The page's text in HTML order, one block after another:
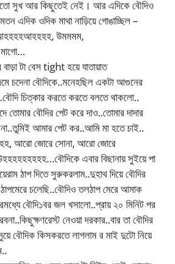
সুখ আর কিছুতেই নেই। আর এদিকে বৌদিও
এদিক ওদিক মাথা নাড়িয়ে গোঙাচ্ছিল –
উমমমম,
টা বেস tight হয়ে যাতায়াত
চদেনা বৌদিকে..মনেহছিল একটা আগুনের
চিত্কার করতে করতে বলতে থাকলো..
তোমার বৌদির পেট করে দাও..তোমার দাদার
আমার পেট কর..আমি মা হতে চাই..
আরো জোরে সোনা, আরো জোরে
এবার বিছানায় সুইয়ে পা
ঠাপ দিতে সুরুকরলাম..দুহাথ দিয়ে বৌদির
চলেছি..বৌদিও তলঠাপ মেরে আমাক
বৌদি১বর জল খসালো..প্রায় ২০ মিনিট পর
নেওয়া দরকার..বার তা বৌদির
বৌদিক কিসকরতে লাগলাম র মাই দুটো নিয়ে